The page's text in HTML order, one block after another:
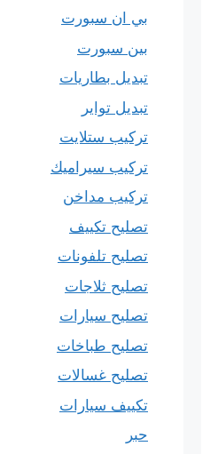
بي ان سبورت
بين سبورت
تبديل بطاريات
تبديل تواير
تركيب ستلايت
تركيب سيراميك
تركيب مداخن
تصليح تكييف
تصليح تلفونات
تصليح ثلاجات
تصليح سيارات
تصليح طباخات
تصليح غسالات
تكييف سيارات
حبر